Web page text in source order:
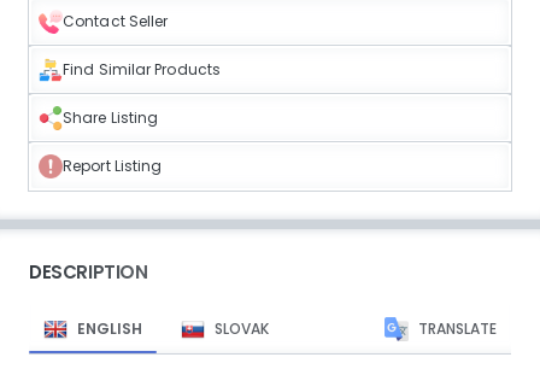
Contact Seller
Find Similar Products
Share Listing
Report Listing
DESCRIPTION
ENGLISH SLOVAK TRANSLATE